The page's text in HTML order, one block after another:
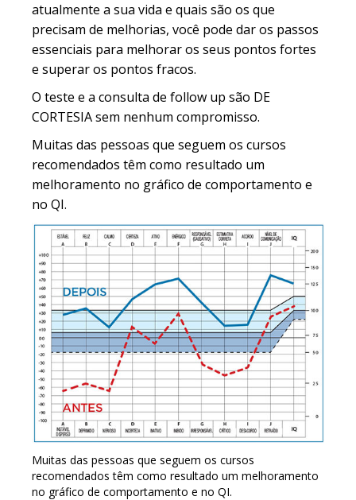
atualmente a sua vida e quais são os que
precisam de melhorias, você pode dar os passos
essenciais para melhorar os seus pontos fortes
e superar os pontos fracos.
O teste e a consulta de follow up são DE
CORTESIA sem nenhum compromisso.
Muitas das pessoas que seguem os cursos
recomendados têm como resultado um
melhoramento no gráfico de comportamento e
no QI.
Muitas das pessoas que seguem os cursos
recomendados têm como resultado um melhoramento
no gráfico de comportamento e no QI.